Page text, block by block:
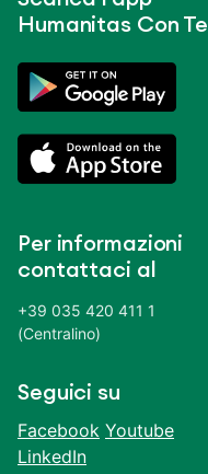
Humanitas Con Te
Per informazioni
contattaci al
+39 035 420 411 1
(Centralino)
Seguici su
Facebook Youtube
LinkedIn